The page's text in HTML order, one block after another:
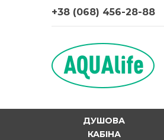
+38 (068) 456-28-88
ДУШОВА
КАБІНА